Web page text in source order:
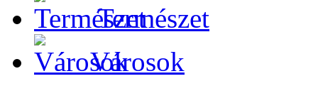
Természet
Városok